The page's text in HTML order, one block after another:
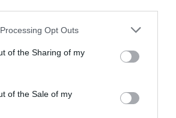
Opt Outs
of the Sharing of my
of the Sale of my
felépült a templom is.
ALATT SZEGVÁR A
EGYIK FONTOS KÖZPONTJA
PEDIG A KÁROLYIAK A